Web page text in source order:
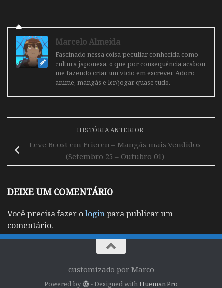
Marcelo Almeida
Fascinado nessa coisa peculiar conhecida como
cultura japonesa, o que por consequência acabou
me fazendo criar um vicio em escrever. Adoro
anime, mangás e ler/jogar quase tudo.
HISTÓRIA ANTERIOR
Leve Boost em Frieren – Mangás mais Vendidos
(Setembro 25 – Outubro 01)
DEIXE UM COMENTÁRIO
Você precisa fazer ologinpara publicar um
comentário.
customizado por Marco
Powered by - Designed with Hueman Pro